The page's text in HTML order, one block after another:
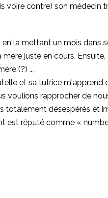
voire contre) son
la mettant un mois dans
juste en cours.
(?) ...
et sa tutrice m'apprend
voulions rapprocher de
désespérés et
est réputé comme «